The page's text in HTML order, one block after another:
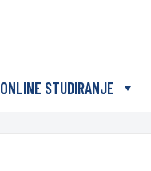
ONLINE STUDIRANJE